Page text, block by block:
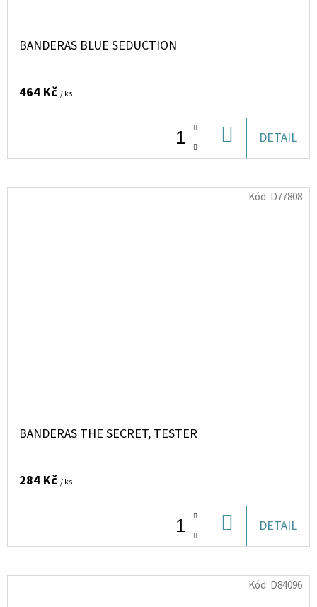
BANDERAS BLUE SEDUCTION
464 Kč / ks
KOŠÍKU
DETAIL
BANDERAS THE SECRET, TESTER
284 Kč / ks
KOŠÍKU
DETAIL
Kód: D77808
Kód: D84096